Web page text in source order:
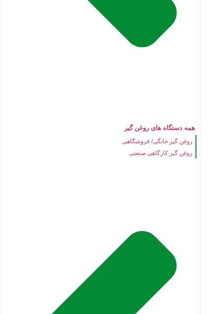
همه دستگاه های روغن گیر
روغن گیر خانگی/ فروشگاهی
روغن گیر کارگاهی صنعتی